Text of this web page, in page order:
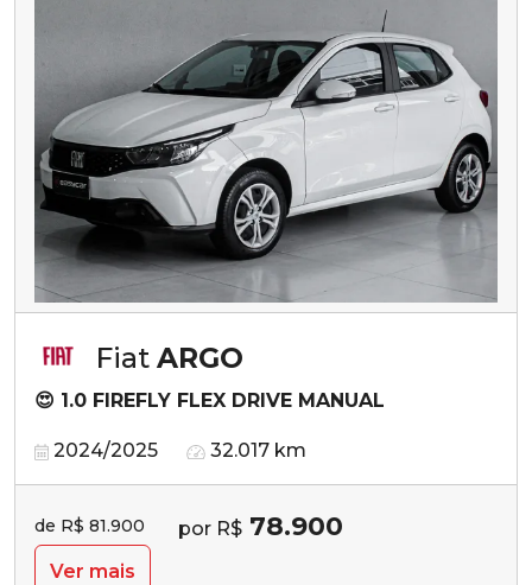
Fiat ARGO
😍 1.0 FIREFLY FLEX DRIVE MANUAL
2024/2025 32.017 km
de R$ 81.900 por R$ 78.900
Ver mais